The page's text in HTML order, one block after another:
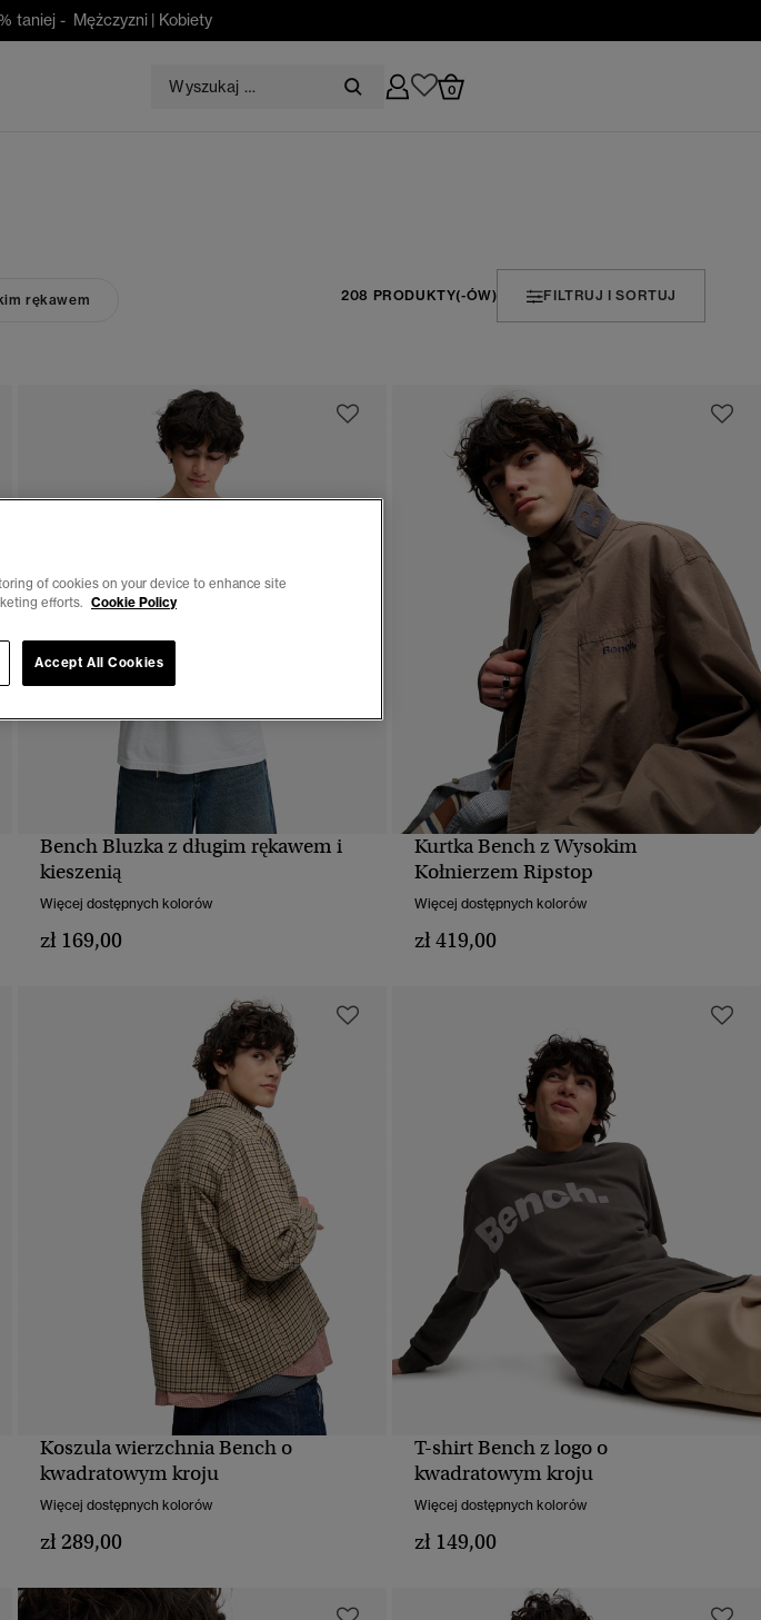
taniej - Mężczyzni | Kobiety
0
rękawem 208 PRODUKTY(-ÓW) FILTRUJ I SORTUJ
SZYBKI PODGLĄD
Bench Bluzka z długim rękawem i
kieszenią
Więcej dostępnych kolorów
zł 169,00
SZYBKI PODGLĄD
Kurtka Bench z Wysokim
Kołnierzem Ripstop
Więcej dostępnych kolorów
zł 419,00
SZYBKI PODGLĄD
Koszula wierzchnia Bench o
kwadratowym kroju
Więcej dostępnych kolorów
zł 289,00
SZYBKI PODGLĄD
T-shirt Bench z logo o
kwadratowym kroju
Więcej dostępnych kolorów
zł 149,00
of cookies on your device to enhance site
efforts. Cookie Policy
Accept All Cookies